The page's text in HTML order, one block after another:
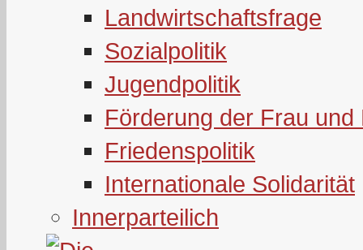
Landwirtschaftsfrage
Sozialpolitik
Jugendpolitik
Förderung der Frau und
Friedenspolitik
Internationale Solidarität
Innerparteilich